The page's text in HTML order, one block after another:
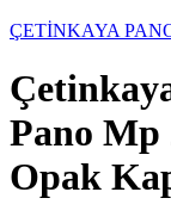
ÇETİNKAYA
Pano Mp
Opak